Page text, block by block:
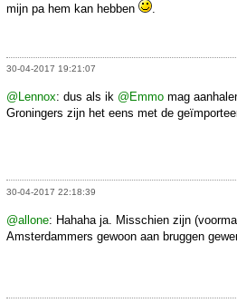
mijn pa hem kan hebben
30-04-2017 19:21:07
@Lennox: dus als ik @Emmo mag
Groningers zijn het eens met de
30-04-2017 22:18:39
@allone: Hahaha ja. Misschien zijn
Amsterdammers gewoon aan bruggen